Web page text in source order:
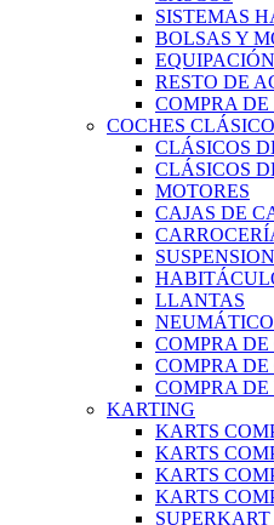
SISTEMAS
BOLSAS Y
RESTO DE
COMPRA
COCHES
CLÁSICOS
CLÁSICOS
MOTORES
CAJAS DE
LLANTAS
COMPRA
COMPRA
COMPRA DE
KARTING
KARTS
KARTS
KARTS
KARTS
SUPERKART